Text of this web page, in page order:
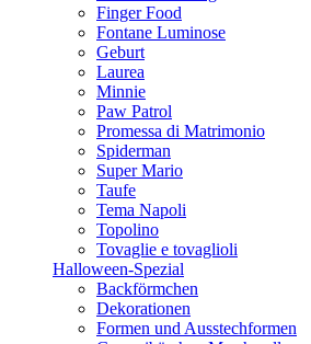
Finger Food
Fontane Luminose
Geburt
Laurea
Minnie
Paw Patrol
Promessa di Matrimonio
Spiderman
Super Mario
Taufe
Tema Napoli
Topolino
Tovaglie e tovaglioli
Halloween-Spezial
Backförmchen
Dekorationen
Formen und Ausstechformen